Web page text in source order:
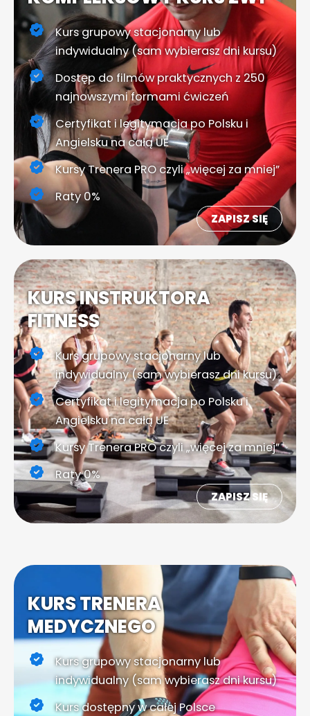
Kurs grupowy stacjonarny lub
indywidualny (sam wybierasz dni kursu)
Dostęp do filmów praktycznych z 250
najnowszymi formami ćwiczeń
Certyfikat i legitymacja po Polsku i
Angielsku na całą UE
Kursy Trenera PRO czyli „więcej za mniej”
Raty 0%
ZAPISZ SIĘ
KURS INSTRUKTORA
FITNESS
Kurs grupowy stacjonarny lub
indywidualny (sam wybierasz dni kursu)
Certyfikat i legitymacja po Polsku i
Angielsku na całą UE
Kursy Trenera PRO czyli „więcej za mniej”
Raty 0%
ZAPISZ SIĘ
KURS TRENERA
MEDYCZNEGO
Kurs grupowy stacjonarny lub
indywidualny (sam wybierasz dni kursu)
Kurs dostępny w całej Polsce